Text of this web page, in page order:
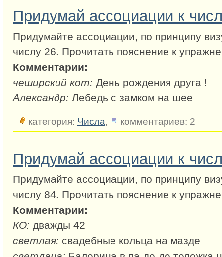
Придумай ассоциации к
Придумайте ассоциации, по принципу
числу 26. Прочитать пояснение к
Комментарии:
чеширский кот: День рождения друга !
Александр: Лебедь с замком на шее
категория: Числа, комментариев: 2
Придумай ассоциации к
Придумайте ассоциации, по принципу
числу 84. Прочитать пояснение к
Комментарии:
КО: дважды 42
светлая: свадебные кольца на мазде